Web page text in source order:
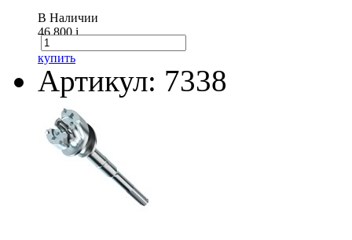
В Наличии
46 800i
купить
Артикул: 7338